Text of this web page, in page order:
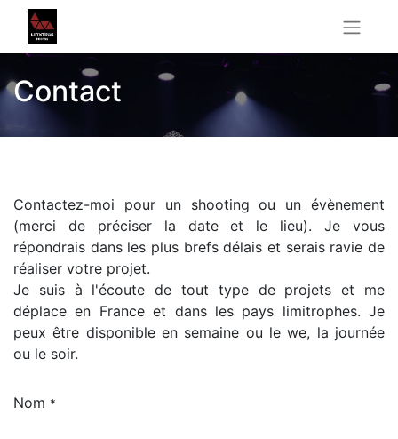
Contact
Contactez-moi pour un shooting ou un évènement
(merci de préciser la date et le lieu). Je vous
répondrais dans les plus brefs délais et serais ravie de
réaliser votre projet.
Je suis à l'écoute de tout type de projets et me
déplace en France et dans les pays limitrophes. Je
peux être disponible en semaine ou le we, la journée
ou le soir.
Nom *